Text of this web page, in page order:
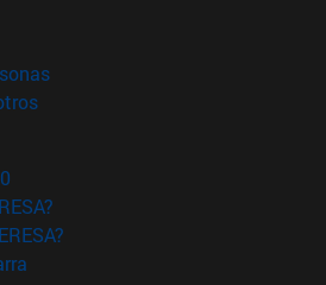
nueva ventana)
(abre en nueva ventana)
(abre en nueva ventana)